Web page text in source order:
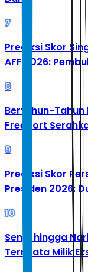
7
Prediksi Skor
AFF 2026:
8
Bertahun-Tahun
Freeport
9
Prediksi Skor
Presiden 2026:
10
Senpi hingga
Ternyata Milik